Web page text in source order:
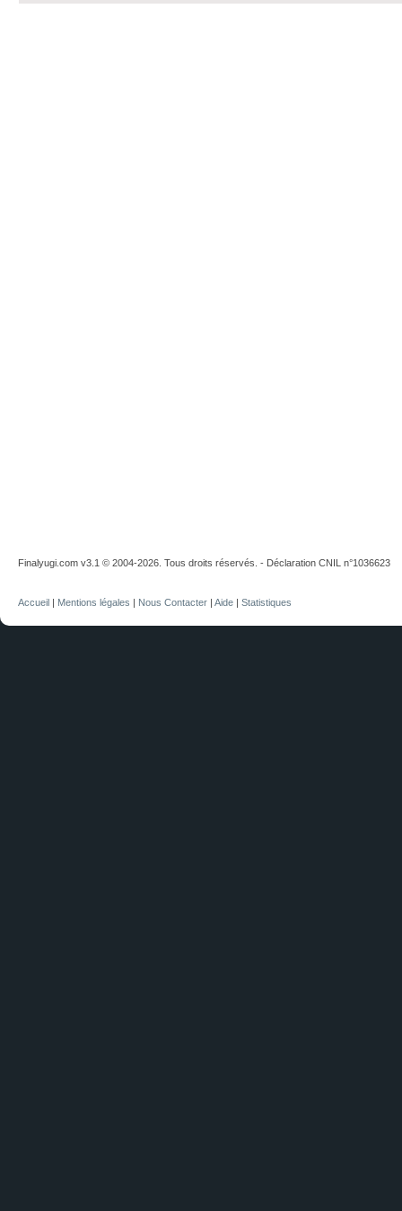
Finalyugi.com v3.1 © 2004-2026. Tous droits réservés. - Déclaration CNIL n°1036623
Accueil | Mentions légales | Nous Contacter | Aide | Statistiques